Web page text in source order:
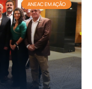
ANEAC EM AÇÃO